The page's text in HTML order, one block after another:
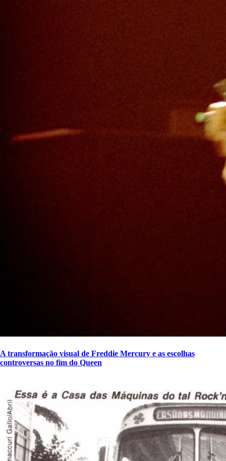
A transformação visual de Freddie Mercury e as escolhas
controversas no fim do Queen